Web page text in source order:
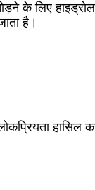
के लिए
है।
हासिल